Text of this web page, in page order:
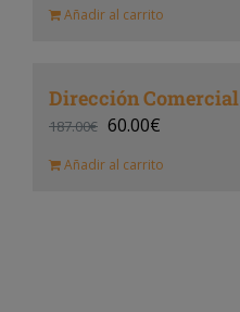
Añadir al carrito
Dirección Comercial
187.00€ 60.00€
Añadir al carrito